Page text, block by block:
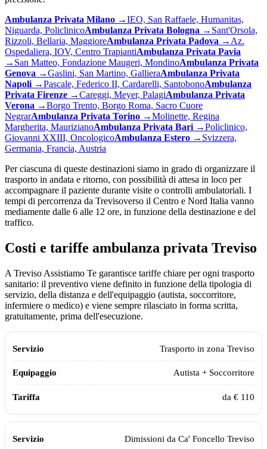
Ambulanza Privata Milano →IEO, San Raffaele, Humanitas,
Niguarda, PoliclinicoAmbulanza Privata Bologna → Sant'Orsola,
Rizzoli, Bellaria, MaggioreAmbulanza Privata Padova → Az.
Ospedaliera, IOV, Centro TrapiantiAmbulanza Privata Pavia
→ San Matteo, Fondazione Maugeri, MondinoAmbulanza Privata
Genova →Gaslini, San Martino, GallieraAmbulanza Privata
Napoli →Pascale, Federico II, Cardarelli, SantobonoAmbulanza
Privata Firenze →Careggi, Meyer, PalagiAmbulanza Privata
Verona →Borgo Trento, Borgo Roma, Sacro Cuore
NegrarAmbulanza Privata Torino →Molinette, Regina
Margherita, MaurizianoAmbulanza Privata Bari →Policlinico,
Giovanni XXIII, OncologicoAmbulanza Estero → Svizzera,
Germania, Francia, Austria
Per ciascuna di queste destinazioni siamo in grado di organizzare il
trasporto in andata e ritorno, con possibilità di attesa in loco per
accompagnare il paziente durante visite o controlli ambulatoriali. I
tempi di percorrenza da Trevisoverso il Centro e Nord Italia vanno
mediamente dalle 6 alle 12 ore, in funzione della destinazione e del
traffico.
Costi e tariffe ambulanza privata Treviso
A Treviso Assistiamo Te garantisce tariffe chiare per ogni trasporto
sanitario: il preventivo viene definito in funzione della tipologia di
servizio, della distanza e dell'equipaggio (autista, soccorritore,
infermiere o medico) e viene sempre rilasciato in forma scritta,
gratuitamente, prima dell'esecuzione.
Servizio
Trasporto in zona Treviso
Autista + Soccorritore
da € 110
Dimissioni da Ca' Foncello Treviso